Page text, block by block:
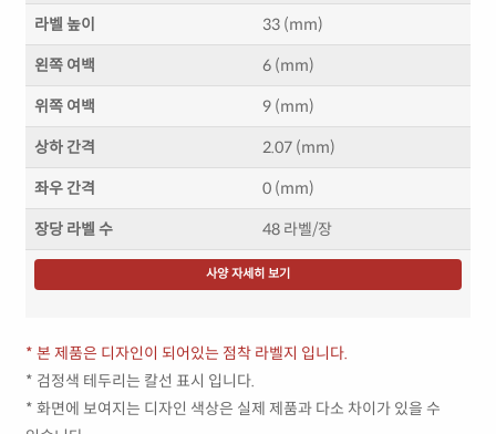
라벨 높이 33 (mm)
왼쪽 여백 6 (mm)
위쪽 여백 9 (mm)
상하 간격 2.07 (mm)
좌우 간격 0 (mm)
장당 라벨 수 48 라벨/장
사양 자세히 보기
* 본 제품은 디자인이 되어있는 점착 라벨지 입니다.
* 검정색 테두리는 칼선 표시 입니다.
* 화면에 보여지는 디자인 색상은 실제 제품과 다소 차이가 있을 수